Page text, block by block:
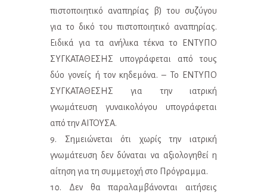
πιστοποιητικό αναπηρίας β) του συζύγου
για το δικό του πιστοποιητικό αναπηρίας.
Ειδικά για τα ανήλικα τέκνα το ΕΝΤΥΠΟ
ΣΥΓΚΑΤΑΘΕΣΗΣ υπογράφεται από τους
δύο γονείς ή τον κηδεμόνα. – Το ΕΝΤΥΠΟ
ΣΥΓΚΑΤΑΘΕΣΗΣ για την ιατρική
γνωμάτευση γυναικολόγου υπογράφεται
από την ΑΙΤΟΥΣΑ.
Σημειώνεται ότι χωρίς την ιατρική
γνωμάτευση δεν δύναται να αξιολογηθεί η
αίτηση για τη συμμετοχή στο Πρόγραμμα.
Δεν θα παραλαμβάνονται αιτήσεις